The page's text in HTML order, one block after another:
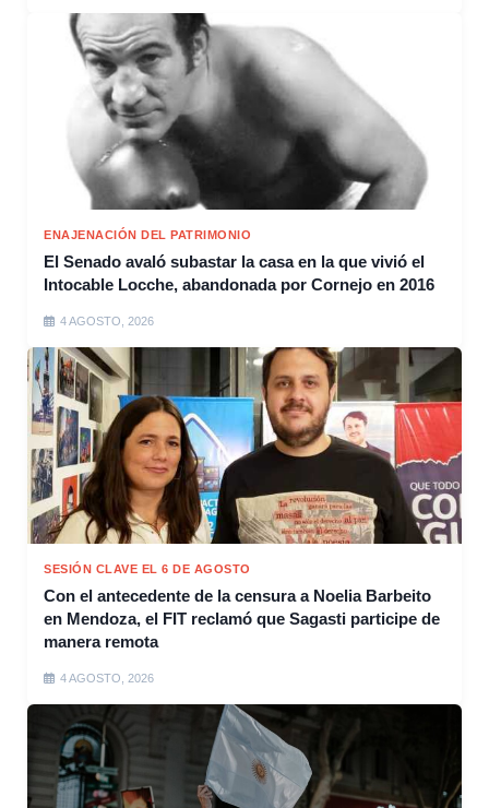
ENAJENACIÓN DEL PATRIMONIO
El Senado avaló subastar la casa en la que vivió el
Intocable Locche, abandonada por Cornejo en 2016
4 AGOSTO, 2026
SESIÓN CLAVE EL 6 DE AGOSTO
Con el antecedente de la censura a Noelia Barbeito
en Mendoza, el FIT reclamó que Sagasti participe de
manera remota
4 AGOSTO, 2026